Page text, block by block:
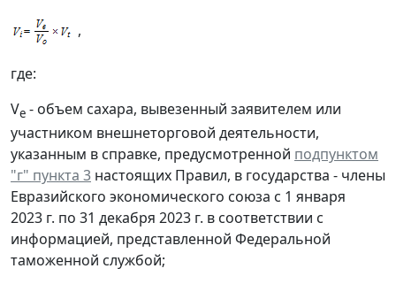
,
где:
Ve - объем сахара, вывезенный заявителем или
участником внешнеторговой деятельности,
указанным в справке, предусмотренной подпунктом
"г" пункта 3 настоящих Правил, в государства - члены
Евразийского экономического союза с 1 января
2023 г. по 31 декабря 2023 г. в соответствии с
информацией, представленной Федеральной
таможенной службой;